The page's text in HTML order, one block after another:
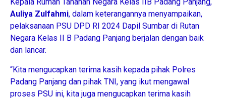
Auliya Zulfahmi, dalam keterangannya menyampaikan,
pelaksanaan PSU DPD RI 2024 Dapil Sumbar di Rutan
Negara Kelas II B Padang Panjang berjalan dengan baik
dan lancar.
“Kita mengucapkan terima kasih kepada pihak Polres
Padang Panjang dan pihak TNI, yang ikut mengawal
proses PSU ini, kita juga mengucapkan terima kasih